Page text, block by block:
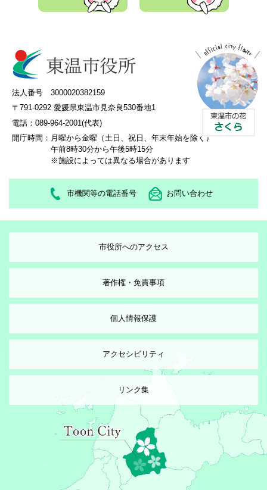
法人番号 3000020382159
〒791-0292 愛媛県東温市見奈良530番地1
電話：089-964-2001(代表)
開庁時間： 月曜から金曜（土日、祝日、年末年始を除く）
午前8時30分から午後5時15分
※施設によっては異なる場合があります
市機関等の電話番号 お問い合わせ
市役所へのアクセス
著作権・免責事項
個人情報保護
アクセシビリティ
リンク集